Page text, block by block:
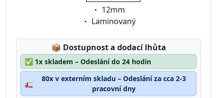
Eigenschaft:
12mm
Eigenschaft:
Laminovaný
📦 Lagerstatus:
Dostupnost a dodací lhůta
✅ 1x skladem – Odeslání do 24 hodin
🚛
80x v externím skladu – Odeslání za cca 2-3
pracovní dny